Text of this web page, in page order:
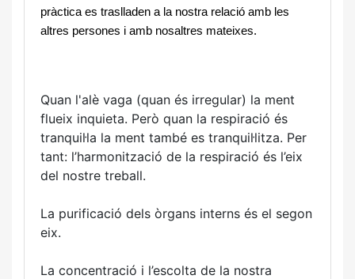
pràctica es traslladen a la nostra relació amb les
altres persones i amb nosaltres mateixes.
Quan l'alè vaga (quan és irregular) la ment
flueix inquieta. Però quan la respiració és
tranquil·la la ment també es tranquil·litza. Per
tant: l’harmonització de la respiració és l’eix
del nostre treball.
La purificació dels òrgans interns és el segon
eix.
La concentració i l’escolta de la nostra